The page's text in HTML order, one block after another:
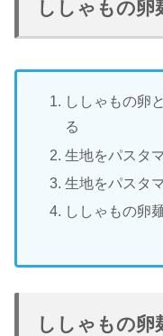
ししゃもの卵
ししゃもの卵
る
生地をパスタ
生地をパスタ
ししゃもの卵
ししゃもの卵